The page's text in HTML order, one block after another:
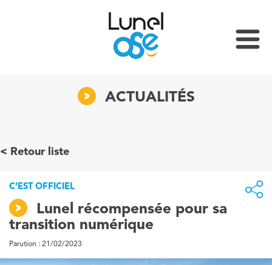
ACTUALITÉS
Retour liste
Lunel récompensée pour sa
transition numérique
C’EST OFFICIEL
Parution : 21/02/2023